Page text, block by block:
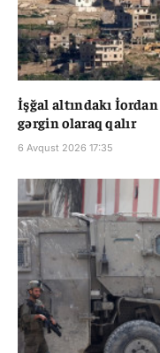
İşğal altındakı
gərgin olaraq qalır
6 Avqust 2026 17:35